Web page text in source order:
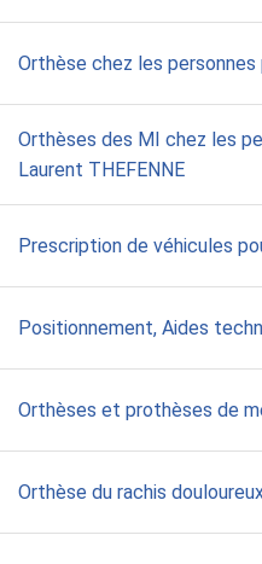
Orthèse chez les
Orthèses des MI chez les
Laurent THEFENNE
Prescription de véhicules
Positionnement, Aides
Orthèses et prothèses de
Orthèse du rachis